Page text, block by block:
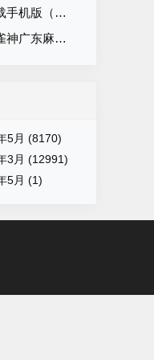
级3 1透视）
有挂吗知道）
5月 (8170)
3月 (12991)
5月 (1)